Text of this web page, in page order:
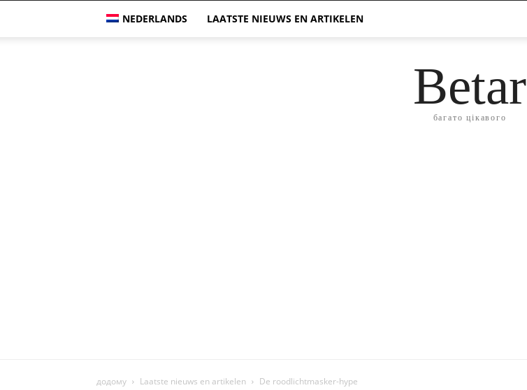
NEDERLANDS LAATSTE NIEUWS EN ARTIKELEN
Betar
багато цікавого
додому Laatste nieuws en artikelen De roodlichtmasker-hype